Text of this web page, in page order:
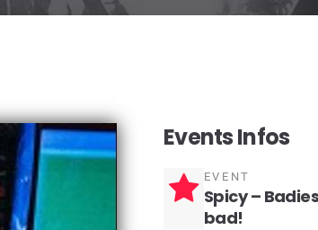
Events Infos
EVENT
Spicy –
bad!